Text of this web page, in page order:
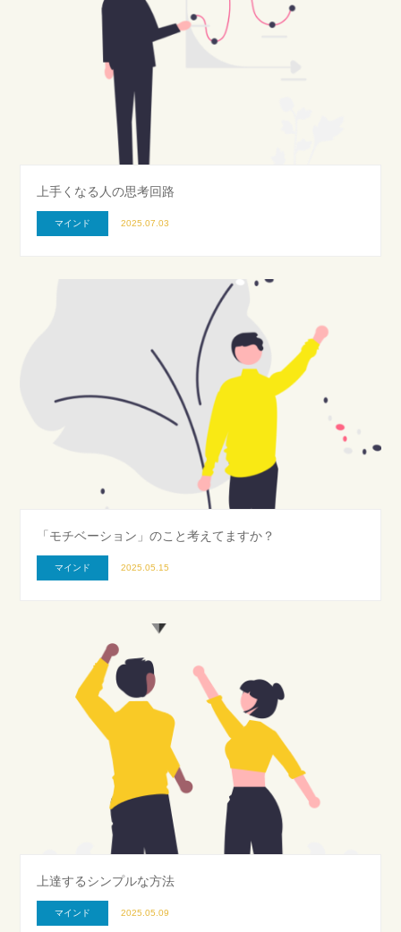
上手くなる人の思考回路
マインド 2025.07.03
「モチベーション」のこと考えてますか？
マインド 2025.05.15
上達するシンプルな方法
マインド 2025.05.09